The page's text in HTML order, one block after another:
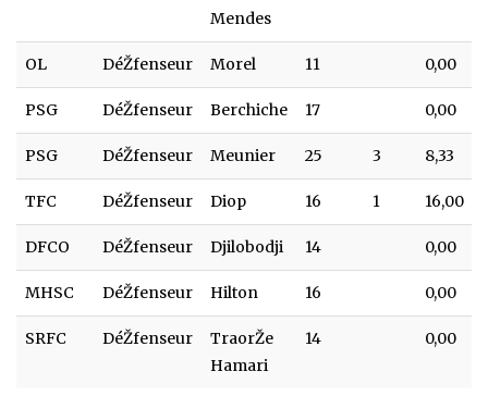
Mendes
OL DéŽfenseur Morel 11 0,00
PSG DéŽfenseur Berchiche 17 0,00
PSG DéŽfenseur Meunier 25 3 8,33
TFC DéŽfenseur Diop 16 1 16,00
DFCO DéŽfenseur Djilobodji 14 0,00
MHSC DéŽfenseur Hilton 16 0,00
SRFC DéŽfenseur
TraorŽe
Hamari
14 0,00